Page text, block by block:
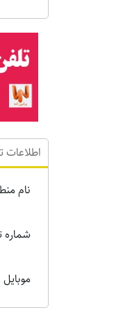
نام
شماره
موبایل :